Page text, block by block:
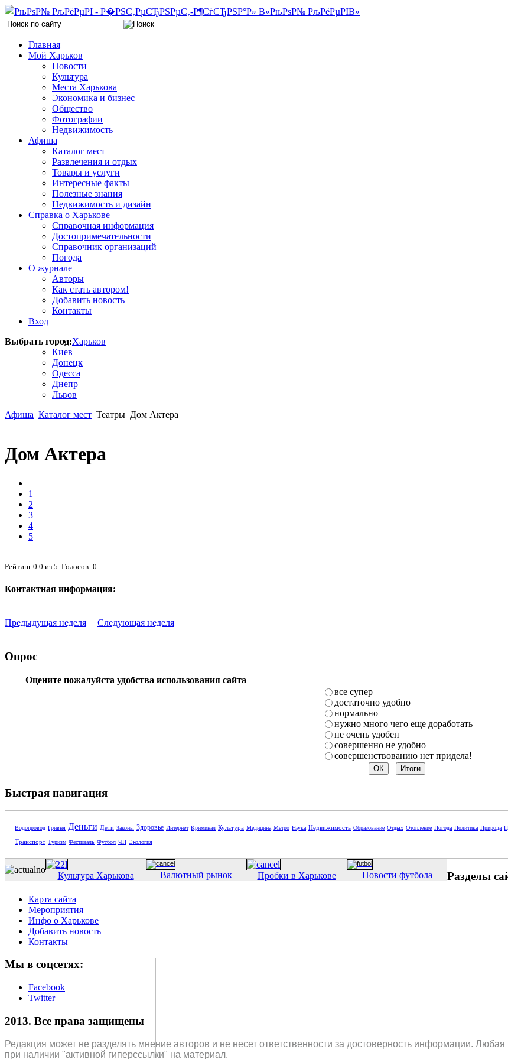
Главная
Мой Харьков
Новости
Культура
Места Харькова
Экономика и бизнес
Общество
Фотографии
Недвижимость
Афиша
Каталог мест
Развлечения и отдых
Товары и услуги
Интересные факты
Полезные знания
Недвижимость и дизайн
Справка о Харькове
Справочная информация
Достопримечательности
Справочник организаций
Погода
О журнале
Авторы
Как стать автором!
Добавить новость
Контакты
Вход
Выбрать город:Харьков
Киев
Донецк
Одесса
Днепр
Львов
Афиша Каталог мест Театры Дом Актера
Дом Актера
1
2
3
4
5
Рейтинг 0.0 из 5 . Голосов: 0
Контактная информация:
Предыдущая неделя | Следующая неделя
Опрос
Оцените пожалуйста удобства использования сайта
все супер
достаточно удобно
нормально
нужно много чего еще доработать
не очень удобен
совершенно не удобно
совершенствованию нет придела!
Быстрая навигация
Водопровод Гривня Деньги Дети Законы Здоровье Интернет Криминал Культура Медицина Метро Наука Недвижимость Образование Отдых Отопление Погода Политика Природа
Транспорт Туризм Фестиваль Футбол ЧП Экология
Культура Харькова Валютный рынок Пробки в Харькове Новости футбола Разделы
Карта сайта
Мероприятия
Инфо о Харькове
Добавить новость
Контакты
Мы в соцсетях:
Facebook
Twitter
2013. Все права защищены
Редакция может не разделять мнение авторов и не несет ответственности за достоверность информации.
при наличии "активной гиперссылки" на материал.